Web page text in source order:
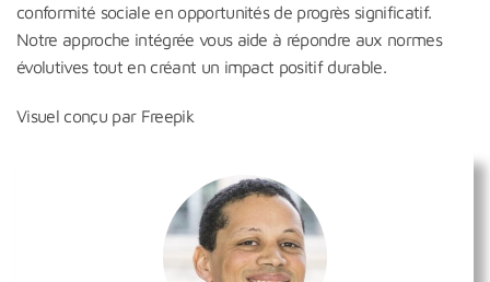
conformité sociale en opportunités de progrès significatif.
Notre approche intégrée vous aide à répondre aux normes
évolutives tout en créant un impact positif durable.
Visuel conçu par Freepik